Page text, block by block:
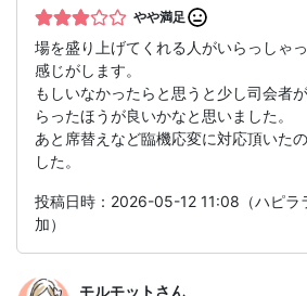
やや満足
場を盛り上げてくれる人がいらっしゃ
感じがします。
もしいなかったらと思うと少し司会者
らったほうが良いかなと思いました。
あと席替えなど臨機応変に対応頂いた
した。
投稿日時：2026-05-12 11:08（ハピラ
加）
モルモットさん